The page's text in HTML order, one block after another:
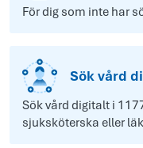
För dig som inte har
Sök vård
Sök vård digitalt i
sjuksköterska eller